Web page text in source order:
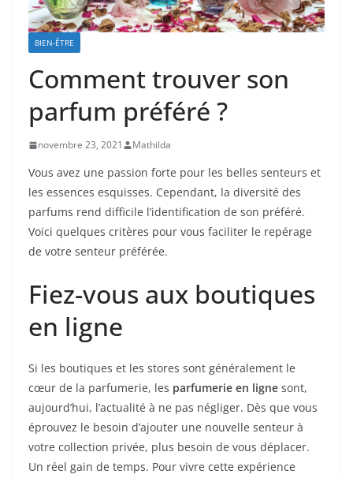
BIEN-ÊTRE
Comment trouver son
parfum préféré ?
novembre 23, 2021 Mathilda
Vous avez une passion forte pour les belles senteurs et
les essences esquisses. Cependant, la diversité des
parfums rend difficile l’identification de son préféré.
Voici quelques critères pour vous faciliter le repérage
de votre senteur préférée.
Fiez-vous aux boutiques
en ligne
Si les boutiques et les stores sont généralement le
cœur de la parfumerie, les parfumerie en ligne sont,
aujourd’hui, l’actualité à ne pas négliger. Dès que vous
éprouvez le besoin d’ajouter une nouvelle senteur à
votre collection privée, plus besoin de vous déplacer.
Un réel gain de temps. Pour vivre cette expérience